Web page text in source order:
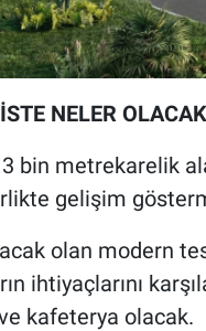
NELER
3 bin metrekarelik
gelişim
olan modern
ihtiyaçlarını
kafeterya olacak.